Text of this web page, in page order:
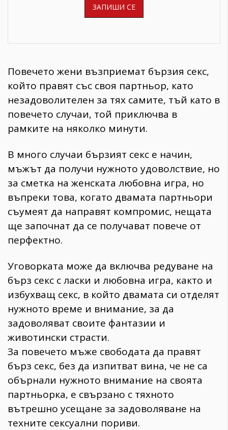
Повечето жени възприемат бързия секс,
който правят със своя партньор, като
незадоволителен за тях самите, тъй като в
повечето случаи, той приключва в
рамките на няколко минути.
В много случаи бързият секс е начин,
мъжът да получи нужното удоволствие, но
за сметка на женската любовна игра, но
въпреки това, когато двамата партньори
съумеят да направят компромис, нещата
ще започнат да се получават повече от
перфектно.
Уговорката може да включва редуване на
бърз секс с ласки и любовна игра, както и
избухващ секс, в който двамата си отделят
нужното време и внимание, за да
задоволяват своите фантазии и
животински страсти.
За повечето мъже свободата да правят
бърз секс, без да изпитват вина, че не са
обърнали нужното внимание на своята
партньорка, е свързано с тяхното
вътрешно усещане за задоволяване на
техните сексуални пориви.